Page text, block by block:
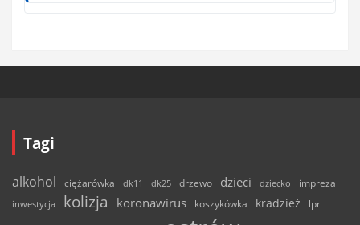
Tagi
alkohol ciężarówka dk11 dk25 drzewo dzieci dziecko
impreza
inwestycja
kolizja koronawirus koszykówka kradzież lpr